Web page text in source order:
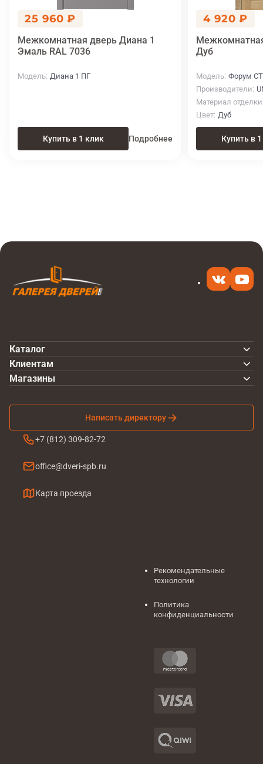
25 960 ₽
Межкомнатная дверь Диана 1
Эмаль RAL 7036
Модель Диана 1 ПГ
Купить в 1 клик Подробнее
4 920 ₽
Дуб
Модель Форум СТ
Производители
Материал отделки
Цвет Дуб
Купить в
Каталог
Клиентам
Написать директору
+7 (812) 309-82-72
office@dveri-spb.ru
Карта проезда
Магазины
Рекомендательные
технологии
Политика
конфиденциальности